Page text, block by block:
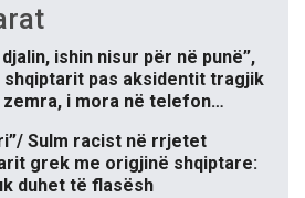
ishin nisur për në punë”,
pas aksidentit tragjik
zemra, i mora në telefon…
Sulm racist në rrjetet
grek me origjinë shqiptare:
duhet të flasësh